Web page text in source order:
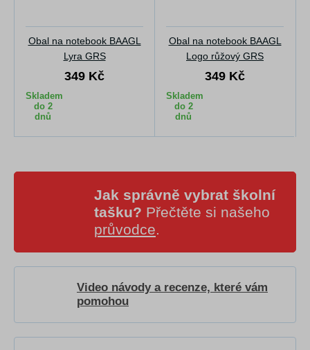
Obal na notebook BAAGL
Lyra GRS
349 Kč
Skladem
do 2
dnů
Obal na notebook BAAGL
Logo růžový GRS
349 Kč
Skladem
do 2
dnů
Jak správně vybrat školní
tašku? Přečtěte si našeho
průvodce.
Video návody a recenze, které vám
pomohou